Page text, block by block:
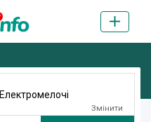
Електромелочі
Змінити